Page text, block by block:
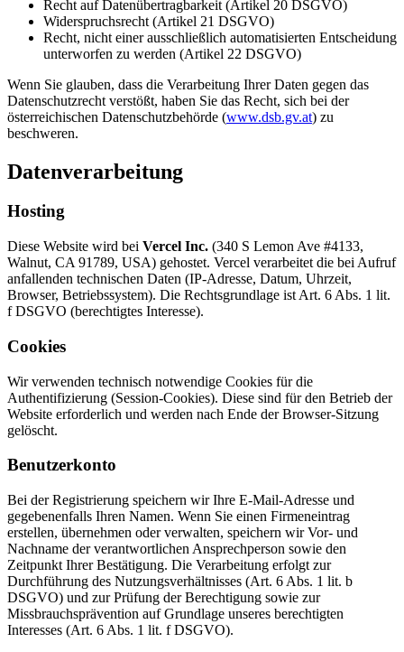
Recht auf Datenübertragbarkeit (Artikel 20 DSGVO)
Widerspruchsrecht (Artikel 21 DSGVO)
Recht, nicht einer ausschließlich automatisierten Entscheidung
unterworfen zu werden (Artikel 22 DSGVO)
Wenn Sie glauben, dass die Verarbeitung Ihrer Daten gegen das
Datenschutzrecht verstößt, haben Sie das Recht, sich bei der
österreichischen Datenschutzbehörde (www.dsb.gv.at) zu
beschweren.
Datenverarbeitung
Hosting
Diese Website wird bei Vercel Inc. (340 S Lemon Ave #4133,
Walnut, CA 91789, USA) gehostet. Vercel verarbeitet die bei Aufruf
anfallenden technischen Daten (IP-Adresse, Datum, Uhrzeit,
Browser, Betriebssystem). Die Rechtsgrundlage ist Art. 6 Abs. 1 lit.
f DSGVO (berechtigtes Interesse).
Cookies
Wir verwenden technisch notwendige Cookies für die
Authentifizierung (Session-Cookies). Diese sind für den Betrieb der
Website erforderlich und werden nach Ende der Browser-Sitzung
gelöscht.
Benutzerkonto
Bei der Registrierung speichern wir Ihre E-Mail-Adresse und
gegebenenfalls Ihren Namen. Wenn Sie einen Firmeneintrag
erstellen, übernehmen oder verwalten, speichern wir Vor- und
Nachname der verantwortlichen Ansprechperson sowie den
Zeitpunkt Ihrer Bestätigung. Die Verarbeitung erfolgt zur
Durchführung des Nutzungsverhältnisses (Art. 6 Abs. 1 lit. b
DSGVO) und zur Prüfung der Berechtigung sowie zur
Missbrauchsprävention auf Grundlage unseres berechtigten
Interesses (Art. 6 Abs. 1 lit. f DSGVO).